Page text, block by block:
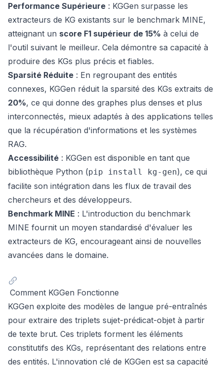
Performance Supérieure : KGGen surpasse les
extracteurs de KG existants sur le benchmark MINE,
atteignant un score F1 supérieur de 15% à celui de
l'outil suivant le meilleur. Cela démontre sa capacité à
produire des KGs plus précis et fiables.
Sparsité Réduite : En regroupant des entités
connexes, KGGen réduit la sparsité des KGs extraits de
20%, ce qui donne des graphes plus denses et plus
interconnectés, mieux adaptés à des applications telles
que la récupération d'informations et les systèmes
RAG.
Accessibilité : KGGen est disponible en tant que
bibliothèque Python (pip install kg-gen), ce qui
facilite son intégration dans les flux de travail des
chercheurs et des développeurs.
Benchmark MINE : L'introduction du benchmark
MINE fournit un moyen standardisé d'évaluer les
extracteurs de KG, encourageant ainsi de nouvelles
avancées dans le domaine.
Comment KGGen Fonctionne
KGGen exploite des modèles de langue pré-entraînés
pour extraire des triplets sujet-prédicat-objet à partir
de texte brut. Ces triplets forment les éléments
constitutifs des KGs, représentant des relations entre
des entités. L'innovation clé de KGGen est sa capacité